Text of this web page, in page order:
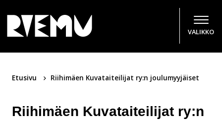
VALIKKO
Etusivu Riihimäen Kuvataiteilijat ry:n joulumyyjäiset
Riihimäen Kuvataiteilijat ry:n